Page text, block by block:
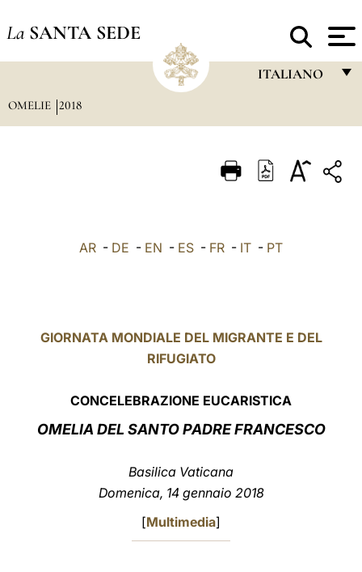
La SANTA SEDE
ITALIANO
ITALIANO
OMELIE 2018
AR - DE - EN - ES - FR - IT - PT
GIORNATA MONDIALE DEL MIGRANTE E DEL
RIFUGIATO
CONCELEBRAZIONE EUCARISTICA
OMELIA DEL SANTO PADRE FRANCESCO
Basilica Vaticana
Domenica, 14 gennaio 2018
[Multimedia]